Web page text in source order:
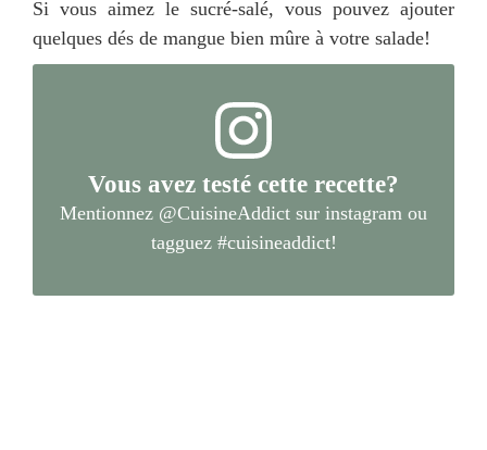
Si vous aimez le sucré-salé, vous pouvez ajouter
quelques dés de mangue bien mûre à votre salade!
Vous avez testé cette recette?
Mentionnez @CuisineAddict sur instagram ou
tagguez #cuisineaddict!